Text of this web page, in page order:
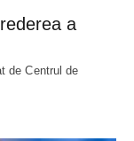
a
de Centrul de